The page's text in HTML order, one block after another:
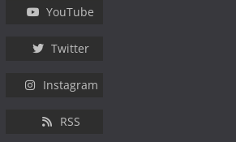
YouTube
Twitter
Instagram
RSS